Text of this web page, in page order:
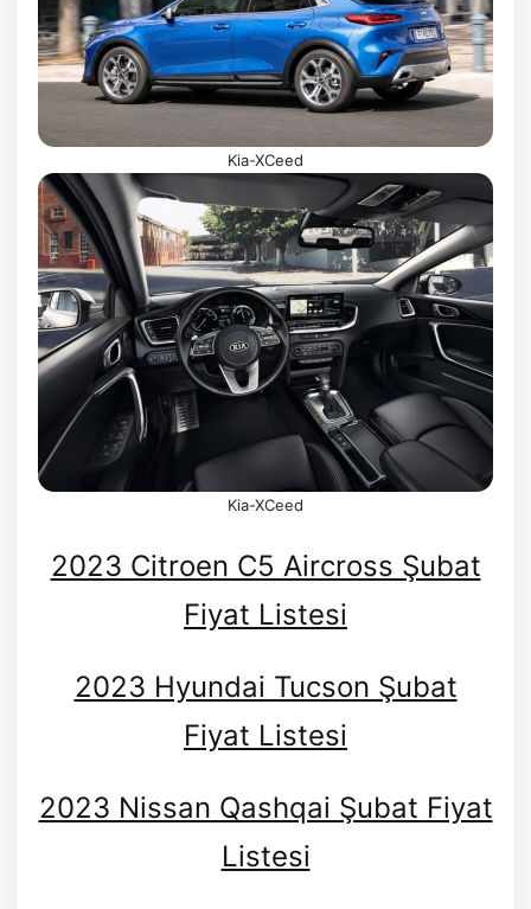
Kia-XCeed
Kia-XCeed
2023 Citroen C5 Aircross Şubat
Fiyat Listesi
2023 Hyundai Tucson Şubat
Fiyat Listesi
2023 Nissan Qashqai Şubat Fiyat
Listesi